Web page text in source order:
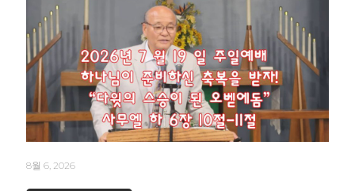
8월 6, 2026